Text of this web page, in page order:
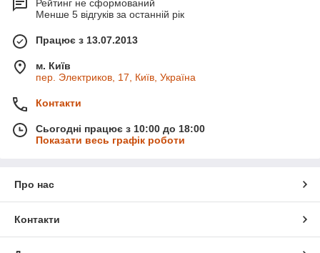
Рейтинг не сформований
Менше 5 відгуків за останній рік
Працює з 13.07.2013
м. Київ
пер. Электриков, 17, Київ, Україна
Контакти
Сьогодні працює з 10:00 до 18:00
Показати весь графік роботи
Про нас
Контакти